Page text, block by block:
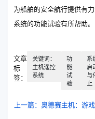
为船舶的安全航行提供有
系统的功能试验有所帮助。
文章
标
签：
关键词：
主机遥控
系统
功
能
试
验
系
启
与
止
上一篇：奥德赛主机：游